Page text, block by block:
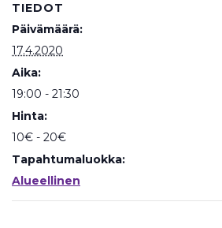
TIEDOT
Päivämäärä:
17.4.2020
Aika:
19:00 - 21:30
Hinta:
10€ - 20€
Tapahtumaluokka:
Alueellinen